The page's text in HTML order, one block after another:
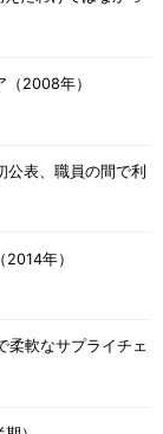
（2008年）
公表、職員の間で利
年）
柔軟なサプライチェ